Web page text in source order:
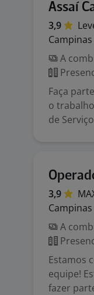
Assaí
3,9
Campinas
A
Faça
o
de
3,9
Campinas
A
Estamos
equipe!
fazer